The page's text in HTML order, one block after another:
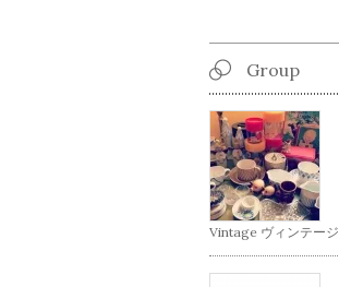
Group
Vintage ヴィンテージ